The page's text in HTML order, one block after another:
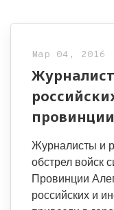
Мар 04, 2016
Журналисты и
обстрел войск
Провинции
российских и